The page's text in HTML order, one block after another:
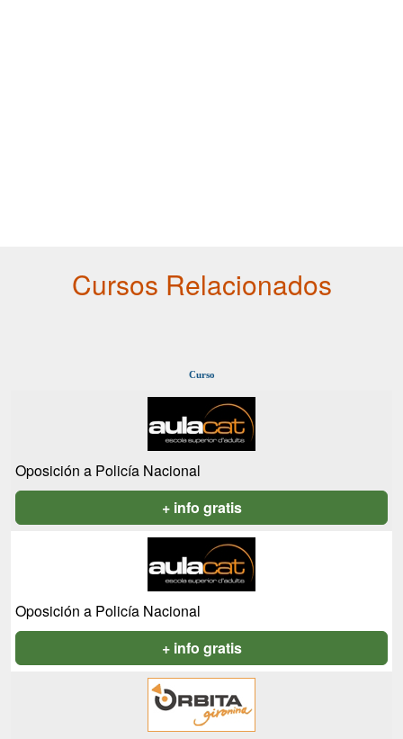
Cursos Relacionados
Curso
Oposición a Policía Nacional
+ info gratis
Oposición a Policía Nacional
+ info gratis